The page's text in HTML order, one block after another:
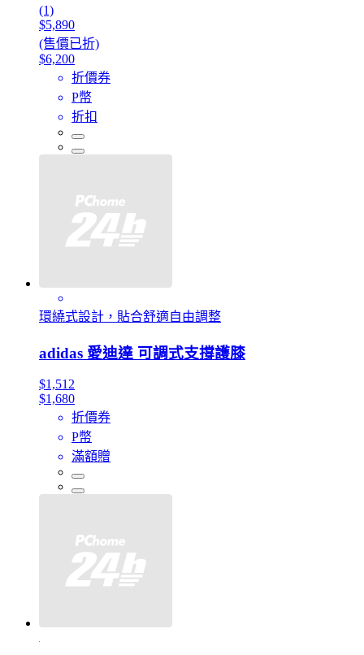
(1)
$5,890
(售價已折)
$6,200
折價券
P幣
折扣
環繞式設計，貼合舒適自由調整
adidas 愛迪達 可調式支撐護膝
$1,512
$1,680
折價券
P幣
滿額贈